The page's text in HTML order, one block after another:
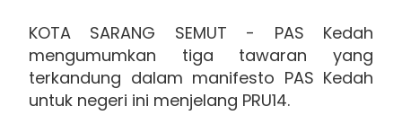
KOTA SARANG SEMUT - PAS Kedah
mengumumkan tiga tawaran yang
terkandung dalam manifesto PAS Kedah
untuk negeri ini menjelang PRU14.